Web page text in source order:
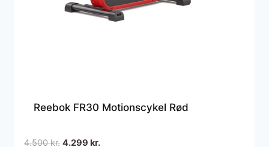
Reebok FR30 Motionscykel Rød
4.500kr. Den
4.299 kr.Den